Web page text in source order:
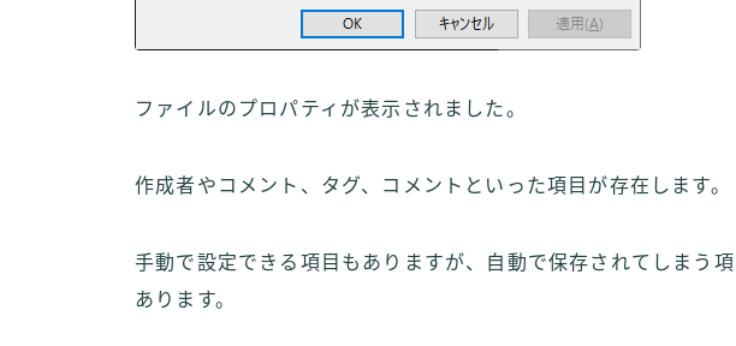
ファイルのプロパティが表示されました。
作成者やコメント、タグ、コメントといった項目が存在します。
手動で設定できる項目もありますが、自動で保存されてしまう
あります。